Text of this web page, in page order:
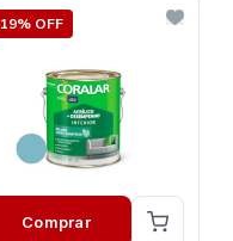
19% OFF
Comprar